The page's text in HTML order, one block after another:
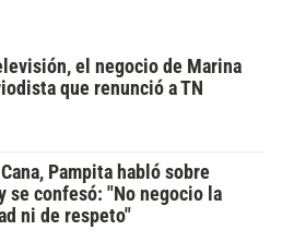
el negocio de Marina
que renunció a TN
Pampita habló sobre
se confesó: "No negocio la
ni de respeto"